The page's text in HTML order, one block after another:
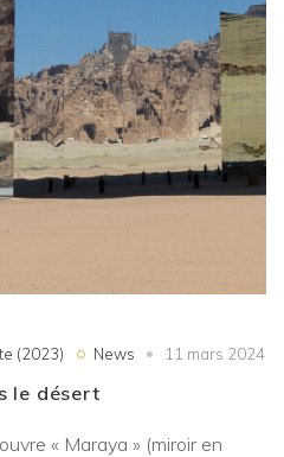
(2023) News 11 mars 2024
le désert
« Maraya » (miroir en